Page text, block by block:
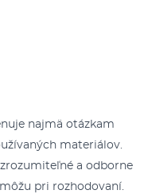
najmä otázkam
materiálov.
a odborne
pri rozhodovaní.